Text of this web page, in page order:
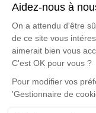
Un service de
disponible ici.
Cérémonie